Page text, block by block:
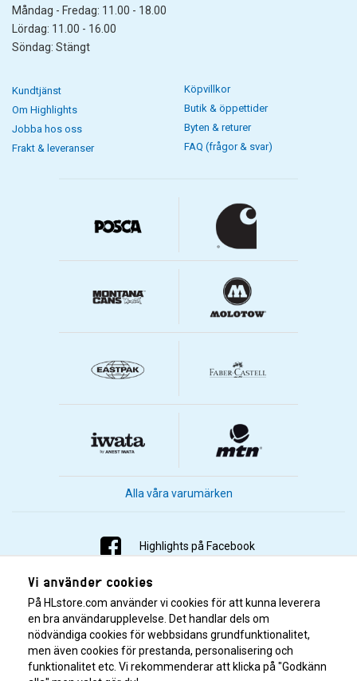
Måndag - Fredag: 11.00 - 18.00
Lördag: 11.00 - 16.00
Söndag: Stängt
Kundtjänst
Om Highlights
Jobba hos oss
Frakt & leveranser
Köpvillkor
Butik & öppettider
Byten & returer
FAQ (frågor & svar)
Alla våra varumärken
Highlights på Facebook
Highlights på Instagram
Highlights på Youtube
Highlights på Tiktok
Vi använder cookies
På HLstore.com använder vi cookies för att kunna leverera
en bra användarupplevelse. Det handlar dels om
nödvändiga cookies för webbsidans grundfunktionalitet,
men även cookies för prestanda, personalisering och
funktionalitet etc. Vi rekommenderar att klicka på "Godkänn